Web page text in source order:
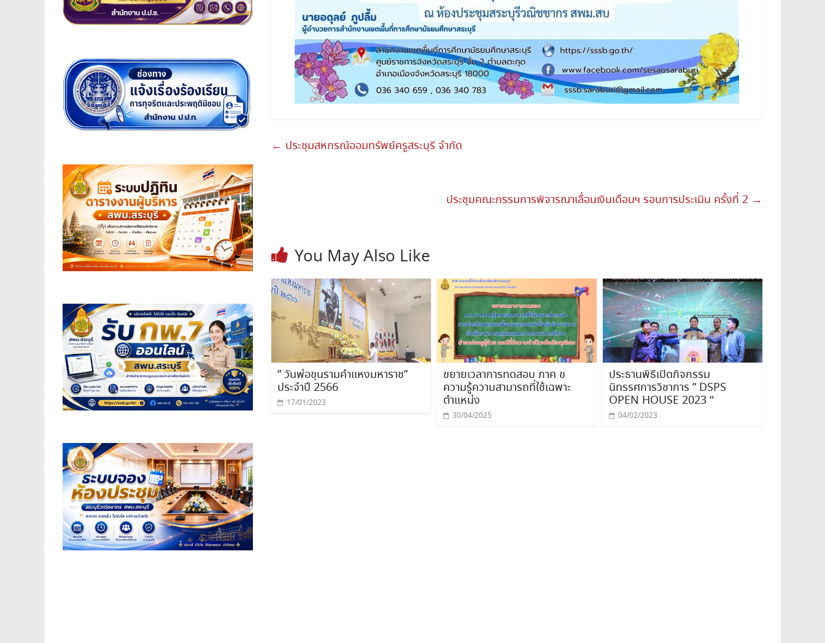
← ประชุมสหกรณ์ออมทรัพย์ครูสระบุรี จำกัด
ประชุมคณะกรรมการพิจารณาเลื่อนเงินเดือนฯ รอบการประเมิน ครั้งที่ 2 →
You May Also Like
” วันพ่อขุนรามคำแหงมหาราช”
ประจำปี 2566
17/01/2023
ขยายเวลาการทดสอบ ภาค ข
ความรู้ความสามารถที่ใช้เฉพาะ
ตำแหน่ง
30/04/2025
ประธานพิธีเปิดกิจกรรม
นิทรรศการวิชาการ ” DSPS
OPEN HOUSE 2023 “
04/02/2023